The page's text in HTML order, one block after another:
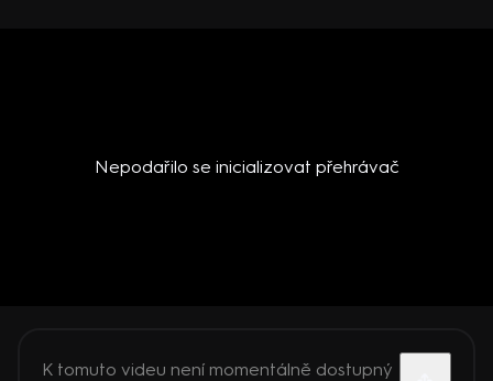
Nepodařilo se inicializovat přehrávač
K tomuto videu není momentálně dostupný